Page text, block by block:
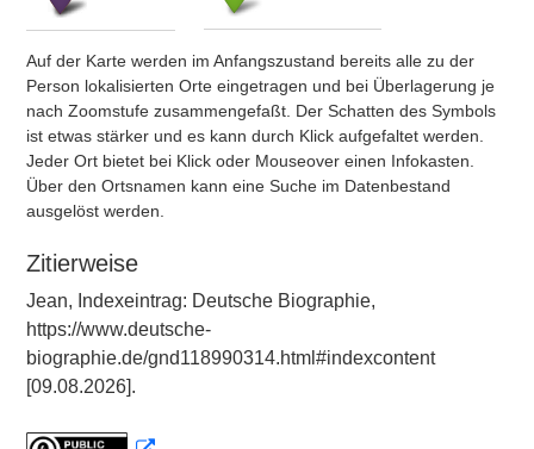
Auf der Karte werden im Anfangszustand bereits alle zu der
Person lokalisierten Orte eingetragen und bei Überlagerung je
nach Zoomstufe zusammengefaßt. Der Schatten des Symbols
ist etwas stärker und es kann durch Klick aufgefaltet werden.
Jeder Ort bietet bei Klick oder Mouseover einen Infokasten.
Über den Ortsnamen kann eine Suche im Datenbestand
ausgelöst werden.
Zitierweise
Jean, Indexeintrag: Deutsche Biographie,
https://www.deutsche-
biographie.de/gnd118990314.html#indexcontent
[09.08.2026].